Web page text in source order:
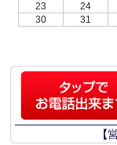
23
24
30
31